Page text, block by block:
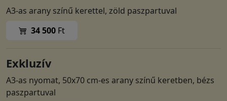
A3-as arany színű kerettel, zöld paszpartuval
34 500 Ft
Exkluzív
A3-as nyomat, 50x70 cm-es arany színű keretben, bézs
paszpartuval